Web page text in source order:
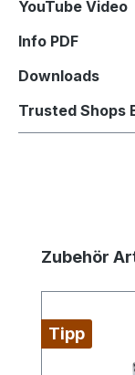
YouTube Video
Info PDF
Downloads
Trusted Shops
Zubehör
Tipp